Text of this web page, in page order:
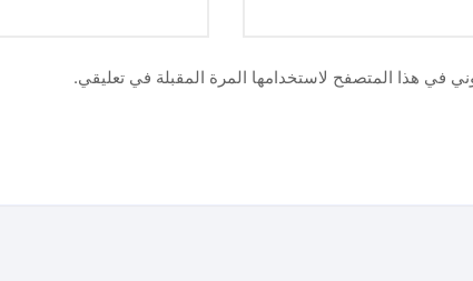
في هذا المتصفح لاستخدامها المرة المقبلة في تعليقي.